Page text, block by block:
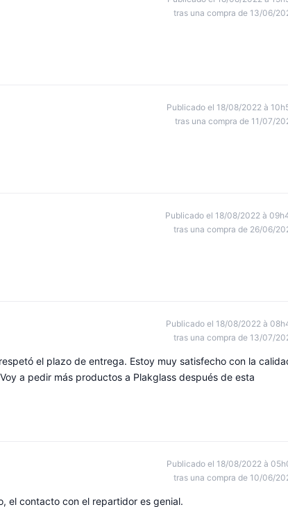
tras una compra de 13/06/
Publicado el 18/08/2022 à
tras una compra de 11/07/
Publicado el 18/08/2022 à
tras una compra de 26/06/
Publicado el 18/08/2022 à
tras una compra de 13/07/
el plazo de entrega. Estoy muy satisfecho con la
a pedir más productos a Plakglass después de esta
Publicado el 18/08/2022 à
tras una compra de 10/06/
el contacto con el repartidor es genial.